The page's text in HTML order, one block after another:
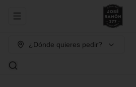
Abrir menu de navegación
¿Dónde quieres pedir?